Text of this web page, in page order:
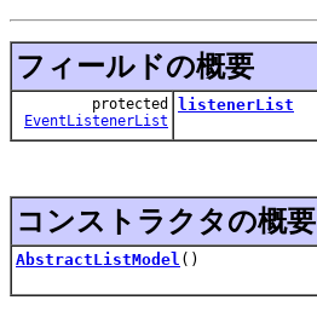
フィールドの概要
protected
EventListenerList
listenerList
コンストラクタの概要
AbstractListModel ()